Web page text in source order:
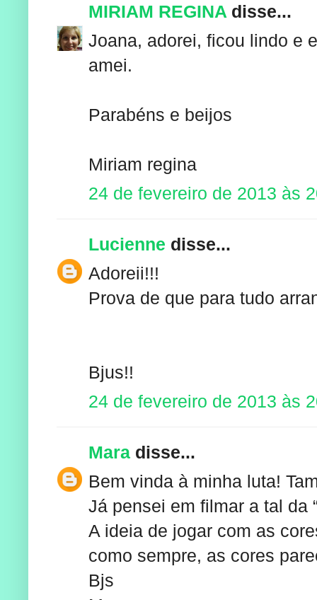
MIRIAM REGINA disse...
Joana, adorei, ficou lindo e
amei.
Parabéns e beijos
Miriam regina
24 de fevereiro de 2013 às
Lucienne disse...
Adoreii!!!
Prova de que para tudo
Bjus!!
24 de fevereiro de 2013 às
Mara disse...
Bem vinda à minha luta!
Já pensei em filmar a tal da
A ideia de jogar com as
como sempre, as cores
Bjs